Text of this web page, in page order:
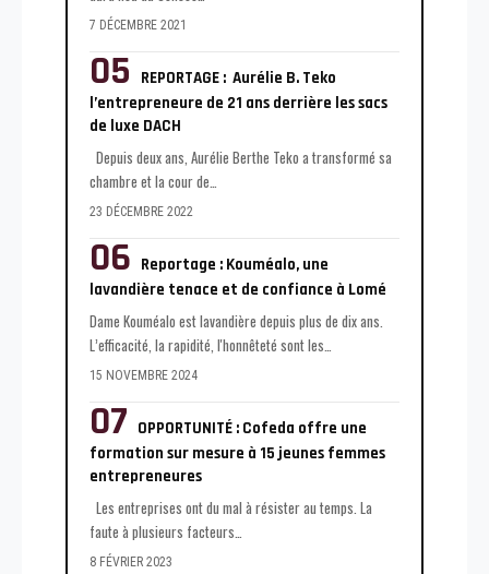
7 DÉCEMBRE 2021
REPORTAGE : Aurélie B. Teko
l’entrepreneure de 21 ans derrière les sacs
de luxe DACH
Depuis deux ans, Aurélie Berthe Teko a transformé sa
chambre et la cour de…
23 DÉCEMBRE 2022
Reportage : Kouméalo, une
lavandière tenace et de confiance à Lomé
Dame Kouméalo est lavandière depuis plus de dix ans.
L’efficacité, la rapidité, l'honnêteté sont les…
15 NOVEMBRE 2024
OPPORTUNITÉ : Cofeda offre une
formation sur mesure à 15 jeunes femmes
entrepreneures
Les entreprises ont du mal à résister au temps. La
faute à plusieurs facteurs…
8 FÉVRIER 2023